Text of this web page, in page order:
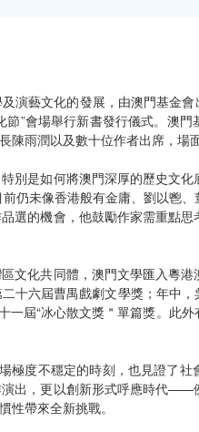
藝文化的發展，由澳門基金
”會場舉行新書發行儀式。澳門
雨潤以及數十位作者出席，場
別是如何將澳門深厚的歷史文
仍未像香港般有金庸、劉以鬯
選的機會，他鼓勵作家需重點
文化共同體，澳門文學匯入粵
六屆曹禺戲劇文學獎；年中，
屆“冰心散文獎＂單篇獎。此
極度不穩定的時刻，也見證了
出，更以創新形式呼應時代
帶來全新挑戰。